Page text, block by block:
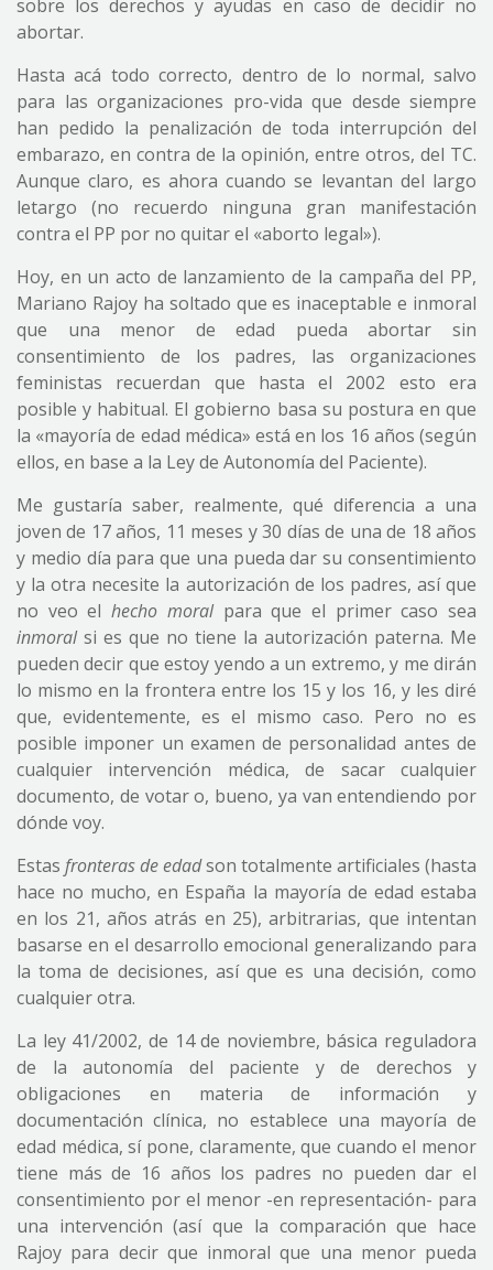
sobre los derechos y ayudas en caso de decidir no
abortar.
Hasta acá todo correcto, dentro de lo normal, salvo
para las organizaciones pro-vida que desde siempre
han pedido la penalización de toda interrupción del
embarazo, en contra de la opinión, entre otros, del TC.
Aunque claro, es ahora cuando se levantan del largo
letargo (no recuerdo ninguna gran manifestación
contra el PP por no quitar el «aborto legal»).
Hoy, en un acto de lanzamiento de la campaña del PP,
Mariano Rajoy ha soltado que es inaceptable e inmoral
que una menor de edad pueda abortar sin
consentimiento de los padres, las organizaciones
feministas recuerdan que hasta el 2002 esto era
posible y habitual. El gobierno basa su postura en que
la «mayoría de edad médica» está en los 16 años (según
ellos, en base a la Ley de Autonomía del Paciente).
Me gustaría saber, realmente, qué diferencia a una
joven de 17 años, 11 meses y 30 días de una de 18 años
y medio día para que una pueda dar su consentimiento
y la otra necesite la autorización de los padres, así que
no veo elhecho moralpara que el primer caso sea
inmoralsi es que no tiene la autorización paterna. Me
pueden decir que estoy yendo a un extremo, y me dirán
lo mismo en la frontera entre los 15 y los 16, y les diré
que, evidentemente, es el mismo caso. Pero no es
posible imponer un examen de personalidad antes de
cualquier intervención médica, de sacar cualquier
documento, de votar o, bueno, ya van entendiendo por
dónde voy.
Estas fronteras de edadson totalmente artificiales (hasta
hace no mucho, en España la mayoría de edad estaba
en los 21, años atrás en 25), arbitrarias, que intentan
basarse en el desarrollo emocional generalizando para
la toma de decisiones, así que es una decisión, como
cualquier otra.
La ley 41/2002, de 14 de noviembre, básica reguladora
de la autonomía del paciente y de derechos y
obligaciones en materia de información y
documentación clínica, no establece una mayoría de
edad médica, sí pone, claramente, que cuando el menor
tiene más de 16 años los padres no pueden dar el
consentimiento por el menor -en representación- para
una intervención (así que la comparación que hace
Rajoy para decir que inmoral que una menor pueda